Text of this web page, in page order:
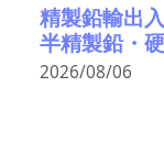
精製鉛輸出
半精製鉛・
2026/08/06